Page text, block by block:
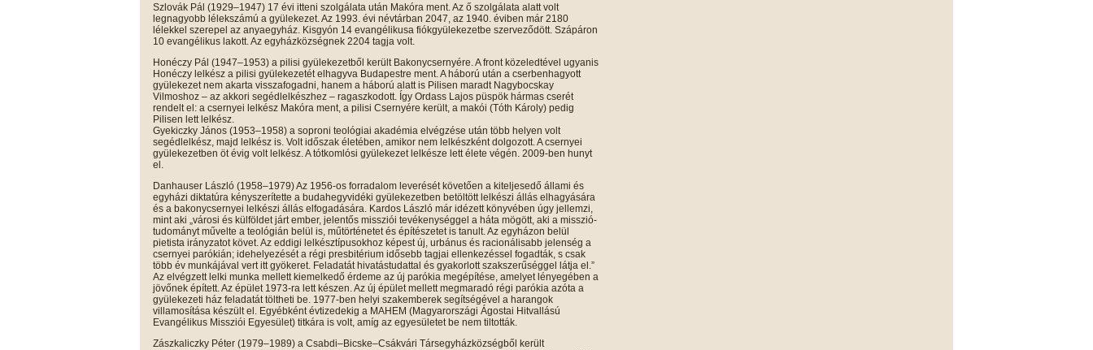
Szlovák Pál (1929–1947) 17 évi itteni szolgálata után Makóra ment. Az ő szolgálata alatt volt
legnagyobb lélekszámú a gyülekezet. Az 1993. évi névtárban 2047, az 1940. éviben már 2180
lélekkel szerepel az anyaegyház. Kisgyón 14 evangélikusa fiókgyülekezetbe szerveződött. Szápáron
10 evangélikus lakott. Az egyházközségnek 2204 tagja volt.
Honéczy Pál (1947–1953) a pilisi gyülekezetből került Bakonycsernyére. A front közeledtével ugyanis
Honéczy lelkész a pilisi gyülekezetét elhagyva Budapestre ment. A háború után a cserbenhagyott
gyülekezet nem akarta visszafogadni, hanem a háború alatt is Pilisen maradt Nagybocskay
Vilmoshoz – az akkori segédlelkészhez – ragaszkodott. Így Ordass Lajos püspök hármas cserét
rendelt el: a csernyei lelkész Makóra ment, a pilisi Csernyére került, a makói (Tóth Károly) pedig
Pilisen lett lelkész.
Gyekiczky János (1953–1958) a soproni teológiai akadémia elvégzése után több helyen volt
segédlelkész, majd lelkész is. Volt időszak életében, amikor nem lelkészként dolgozott. A csernyei
gyülekezetben öt évig volt lelkész. A tótkomlósi gyülekezet lelkésze lett élete végén. 2009-ben hunyt
el.
Danhauser László (1958–1979) Az 1956-os forradalom leverését követően a kiteljesedő állami és
egyházi diktatúra kényszerítette a budahegyvidéki gyülekezetben betöltött lelkészi állás elhagyására
és a bakonycsernyei lelkészi állás elfogadására. Kardos László már idézett könyvében úgy jellemzi,
mint aki „városi és külföldet járt ember, jelentős missziói tevékenységgel a háta mögött, aki a misszió-
tudományt művelte a teológián belül is, műtörténetet és építészetet is tanult. Az egyházon belül
pietista irányzatot követ. Az eddigi lelkésztípusokhoz képest új, urbánus és racionálisabb jelenség a
csernyei parókián; idehelyezését a régi presbitérium idősebb tagjai ellenkezéssel fogadták, s csak
több év munkájával vert itt gyökeret. Feladatát hivatástudattal és gyakorlott szakszerűséggel látja el.”
Az elvégzett lelki munka mellett kiemelkedő érdeme az új parókia megépítése, amelyet lényegében a
jövőnek épített. Az épület 1973-ra lett készen. Az új épület mellett megmaradó régi parókia azóta a
gyülekezeti ház feladatát töltheti be. 1977-ben helyi szakemberek segítségével a harangok
villamosítása készült el. Egyébként évtizedekig a MAHEM (Magyarországi Ágostai Hitvallású
Evangélikus Missziói Egyesület) titkára is volt, amíg az egyesületet be nem tiltották.
Zászkaliczky Péter (1979–1989) a Csabdi–Bicske–Csákvári Társegyházközségből került